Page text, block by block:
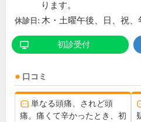
ります。
休診日: 木・土曜午後、日、祝、
初診受付
口コミ
単なる頭痛、されど頭
痛。痛くて辛かったとき、初